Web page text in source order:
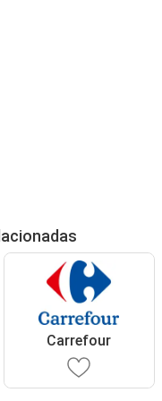
Carrefour